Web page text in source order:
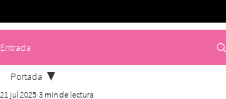
Entrada
Portada
21 jul 2025 3 min de lectura